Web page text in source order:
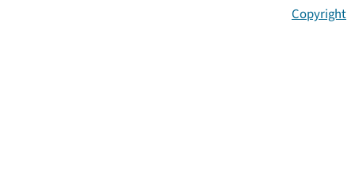
Copyright